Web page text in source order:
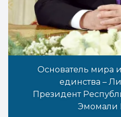
Основатель мира
единства –
Президент
Эмомали